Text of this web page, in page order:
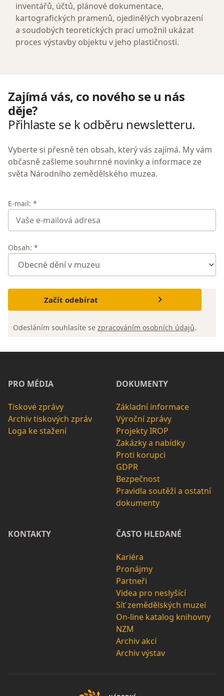
inventářů, účtů, plánové dokumentace,
kartografických pramenů, ojedinělých vyobrazení
a soudobých teoretických prací umožnil ukázat
proces výstavby objektu v jeho plastičnosti.
Zajímá vás, co nového se u nás
děje?
Přihlaste se k odběru newsletteru.
Vyberte si přesně ten obsah, který vás zajímá. My vám
občasně zašleme souhrnné novinky a informace ze
světa Národního zemědělského muzea.
E-mail: *
Obsah: *
Začít odebírat
Odesláním souhlasíte se zpracováním osobních údajů.
PRO MÉDIA
Tiskové zprávy
Archiv tiskových zpráv
Loga ke stažení
DOKUMENTY
Základní informace
Výroční zprávy
Projekty IROP
Zakázky a nabídky
Proti korupci
GDPR
Bezpečnost
Pravidla soutěží a ostatní
dokumenty
KONTAKTY ČASTO HLEDANÉ
Kariéra
Pronájmy
Partneři
Videa pro neslyšící
Síť zemědělských muzeí
On-line katalog knihovny
NZM
Archiv akcí
Archiv výstav